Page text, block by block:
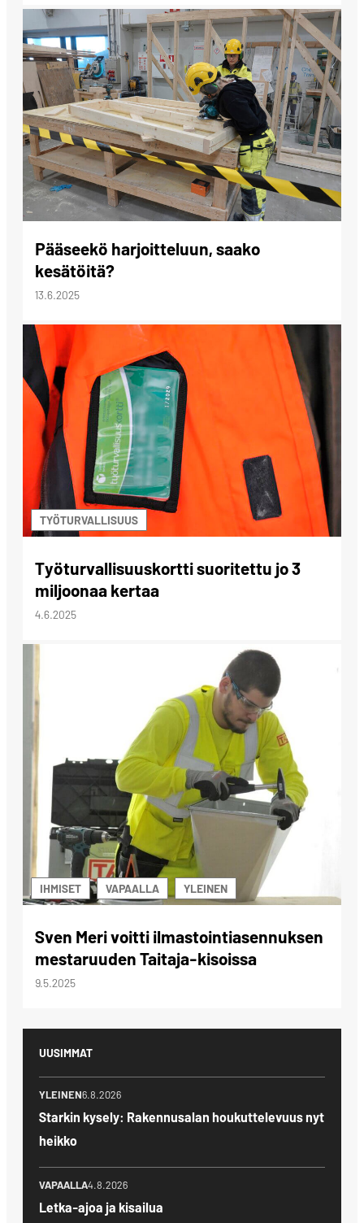
Pääseekö harjoitteluun, saako
kesätöitä?
13.6.2025
TYÖTURVALLISUUS
Työturvallisuuskortti suoritettu jo 3
miljoonaa kertaa
4.6.2025
IHMISET VAPAALLA YLEINEN
Sven Meri voitti ilmastointiasennuksen
mestaruuden Taitaja-kisoissa
9.5.2025
UUSIMMAT
YLEINEN6.8.2026
Starkin kysely: Rakennusalan houkuttelevuus nyt
heikko
VAPAALLA4.8.2026
Letka-ajoa ja kisailua